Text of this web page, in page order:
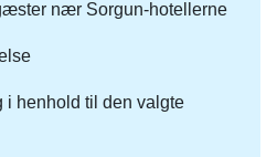
nær Sorgun-hotellerne
i henhold til den valgte